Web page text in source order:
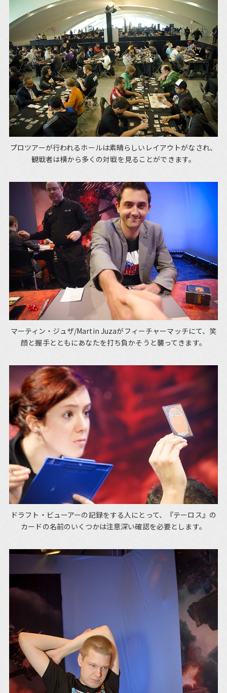
プロツアーが行われるホールは素晴らしいレイアウトがなされ、
観戦者は横から多くの対戦を見ることができます。
マーティン・ジュザ/Martin Juzaがフィーチャーマッチにて、笑
顔と握手とともにあなたを打ち負かそうと襲ってきます。
ドラフト・ビューアーの記録をする人にとって、『テーロス』の
カードの名前のいくつかは注意深い確認を必要とします。